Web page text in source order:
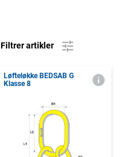
Filtrer artikler
Løfteløkke BEDSAB G
Klasse 8